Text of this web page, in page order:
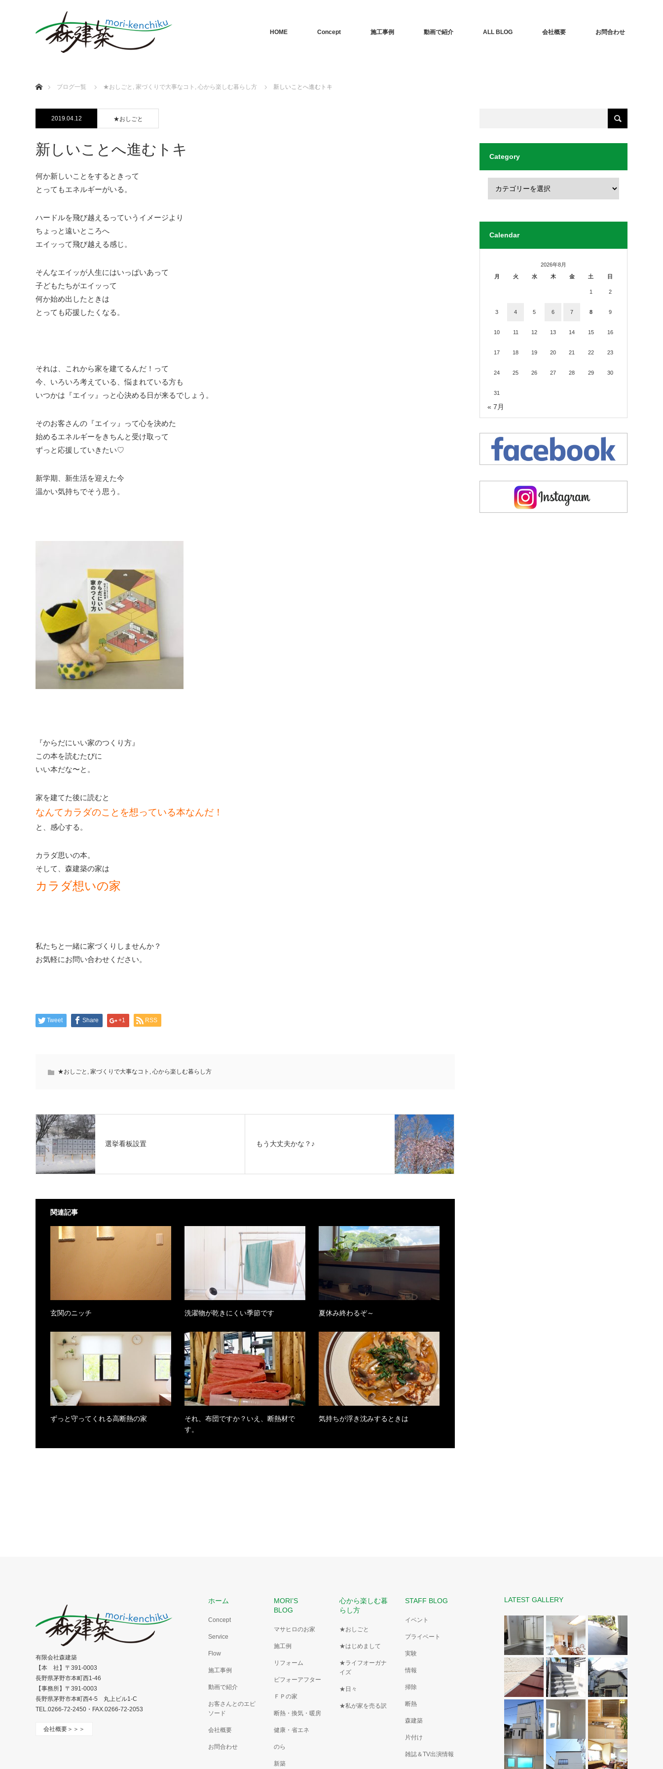
HOME Concept 施工事例 動画で紹介 ALL BLOG 会社概要 お問合わせ
ブログ一覧
★おしごと , 家づくりで大事なコト , 心から楽しむ暮らし方 新しいことへ進むトキ
2019.04.12 ★おしごと
新しいことへ進むトキ
何か新しいことをするときって
とってもエネルギーがいる。
ハードルを飛び越えるっていうイメージより
ちょっと遠いところへ
エイッって飛び越える感じ。
そんなエイッが人生にはいっぱいあって
子どもたちがエイッって
何か始め出したときは
とっても応援したくなる。
それは、これから家を建てるんだ！って
今、いろいろ考えている、悩まれている方も
いつかは『エイッ』っと心決める日が来るでしょう。
そのお客さんの『エイッ』って心を決めた
始めるエネルギーをきちんと受け取って
ずっと応援していきたい♡
新学期、新生活を迎えた今
温かい気持ちでそう思う。
『からだにいい家のつくり方』
この本を読むたびに
いい本だな〜と。
家を建てた後に読むと
なんてカラダのことを想っている本なんだ！
と、感心する。
カラダ思いの本。
そして、森建築の家は
カラダ想いの家
私たちと一緒に家づくりしませんか？
お気軽にお問い合わせください。
Tweet Share +1 RSS
★おしごと , 家づくりで大事なコト , 心から楽しむ暮らし方
選挙看板設置 もう大丈夫かな？♪
関連記事
玄関のニッチ 洗濯物が乾きにくい季節です 夏休み終わるぞ～
ずっと守ってくれる高断熱の家
それ、布団ですか？いえ、断熱材で
す。
気持ちが浮き沈みするときは
Category
Calendar
2026年8月
月
火 水 木 金 土 日
1 2
3 4 5 6 7 8 9
10 11 12 13 14 15 16
17 18 19 20 21 22 23
24 25 26 27 28 29 30
31
« 7月
ホーム
Concept
Service
Flow
施工事例
動画で紹介
お客さんとのエピ
ソード
会社概要
お問合わせ
MORI’S
BLOG
マサヒロのお家
施工例
リフォーム
ビフォーアフター
ＦＰの家
断熱・換気・暖房
健康・省エネ
のら
新築
心から楽しむ暮
らし方
★おしごと
★はじめまして
★ライフオーガナ
イズ
★日々
★私が家を売る訳
STAFF BLOG
イベント
プライベート
実験
情報
掃除
断熱
森建築
片付け
雑誌＆TV出演情報
LATEST GALLERY
有限会社森建築
【本 社】〒391-0003
長野県茅野市本町西1-46
【事務所】〒391-0003
長野県茅野市本町西4-5 丸上ビル1-C
TEL.0266-72-2450・FAX.0266-72-2053
会社概要＞＞＞